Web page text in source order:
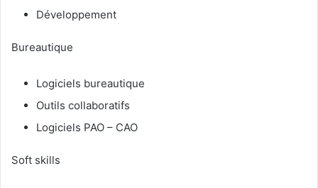
Développement
Bureautique
Logiciels bureautique
Outils collaboratifs
Logiciels PAO – CAO
Soft skills